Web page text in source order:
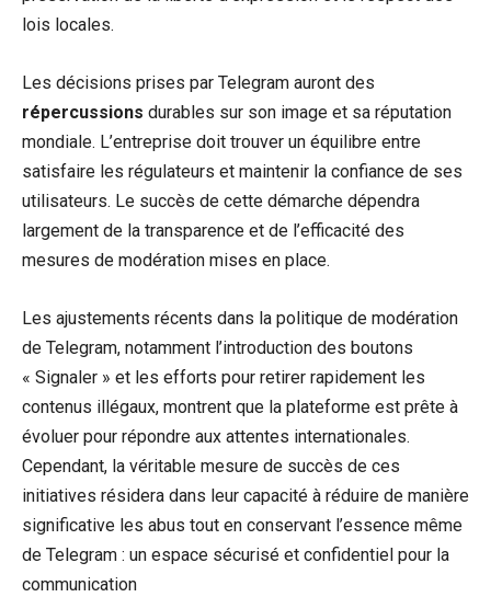
lois locales.
Les décisions prises par Telegram auront des
répercussions durables sur son image et sa réputation
mondiale. L’entreprise doit trouver un équilibre entre
satisfaire les régulateurs et maintenir la confiance de ses
utilisateurs. Le succès de cette démarche dépendra
largement de la transparence et de l’efficacité des
mesures de modération mises en place.
Les ajustements récents dans la politique de modération
de Telegram, notamment l’introduction des boutons
« Signaler » et les efforts pour retirer rapidement les
contenus illégaux, montrent que la plateforme est prête à
évoluer pour répondre aux attentes internationales.
Cependant, la véritable mesure de succès de ces
initiatives résidera dans leur capacité à réduire de manière
significative les abus tout en conservant l’essence même
de Telegram : un espace sécurisé et confidentiel pour la
communication